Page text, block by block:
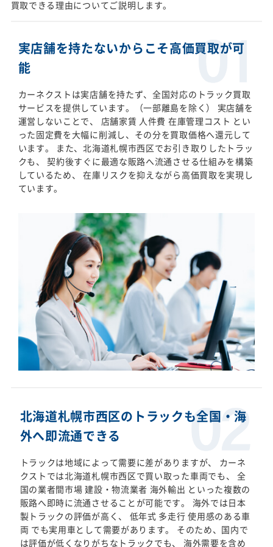
買取できる理由についてご説明します。
実店舗を持たないからこそ高価買取が可
能
カーネクストは実店舗を持たず、全国対応のトラック買取
サービスを提供しています。（一部離島を除く） 実店舗を
運営しないことで、 店舗家賃 人件費 在庫管理コスト とい
った固定費を大幅に削減し、その分を買取価格へ還元して
います。 また、北海道札幌市西区でお引き取りしたトラッ
クも、 契約後すぐに最適な販路へ流通させる仕組みを構築
しているため、 在庫リスクを抑えながら高価買取を実現し
ています。
北海道札幌市西区のトラックも全国・海
外へ即流通できる
トラックは地域によって需要に差がありますが、 カーネ
クストでは北海道札幌市西区で買い取った車両でも、 全
国の業者間市場 建設・物流業者 海外輸出 といった複数の
販路へ即時に流通させることが可能です。 海外では日本
製トラックの評価が高く、 低年式 多走行 使用感のある車
両 でも実用車として需要があります。 そのため、国内で
は評価が低くなりがちなトラックでも、 海外需要を含め